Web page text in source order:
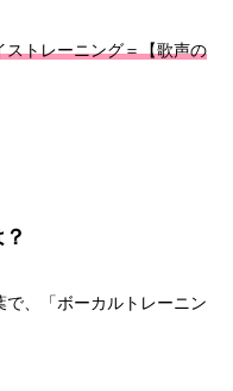
ストレーニング＝【歌声の
、「ボーカルトレーニン